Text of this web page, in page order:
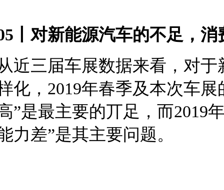
丨对新能源汽车的不足，消
近三届车展数据来看，对
化，2019年春季及本次车展
”是最主要的丌足，而2019
力差”是其主要问题。